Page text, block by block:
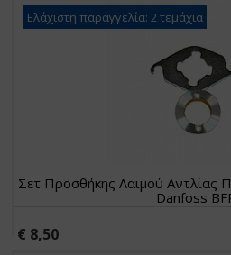
Ελάχιστη παραγγελία: 2 τεμάχια
Σετ Προσθήκης Λαιμού Αντλίας
Danfoss
€ 8,50